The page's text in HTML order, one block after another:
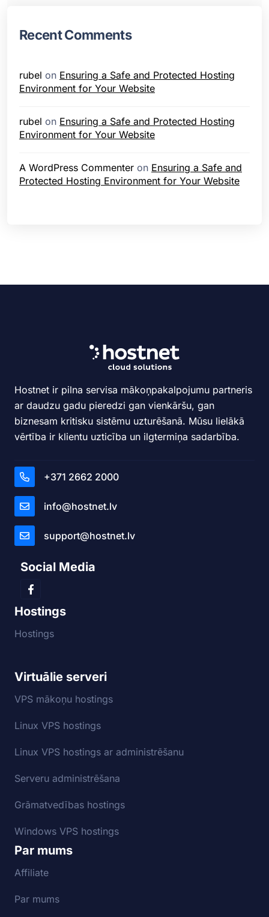
Recent Comments
rubel on Ensuring a Safe and Protected Hosting
Environment for Your Website
rubel on Ensuring a Safe and Protected Hosting
Environment for Your Website
A WordPress Commenter on Ensuring a Safe and
Protected Hosting Environment for Your Website
Hostnet ir pilna servisa mākoņpakalpojumu partneris
ar daudzu gadu pieredzi gan vienkāršu, gan
biznesam kritisku sistēmu uzturēšanā. Mūsu lielākā
vērtība ir klientu uzticība un ilgtermiņa sadarbība.
+371 2662 2000
info@hostnet.lv
support@hostnet.lv
Social Media
Hostings
Hostings
Virtuālie serveri
VPS mākoņu hostings
Linux VPS hostings
Linux VPS hostings ar administrēšanu
Serveru administrēšana
Grāmatvedības hostings
Windows VPS hostings
Par mums
Affiliate
Par mums